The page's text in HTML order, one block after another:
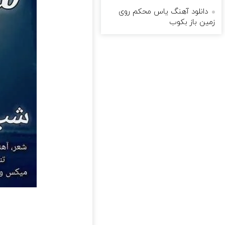
دانلود آهنگ یاس محکم روی
زمین باز بکوب